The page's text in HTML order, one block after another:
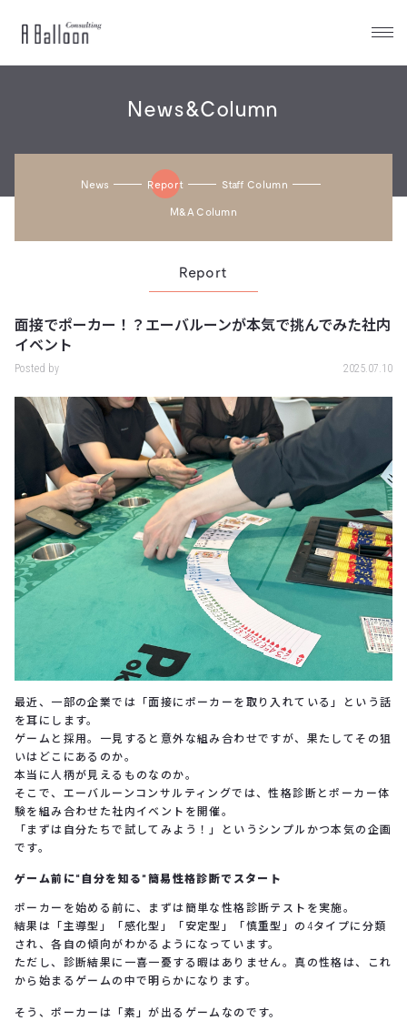
A
News&Column
News Report Staff Column
M&a Column
Report
面接でポーカー！？エーバルーンが本気で挑んでみた社内
イベント
Posted by 2025.07.10
最近、一部の企業では「面接にポーカーを取り入れている」という話
を耳にします。
ゲームと採用。一見すると意外な組み合わせですが、果たしてその狙
いはどこにあるのか。
本当に人柄が見えるものなのか。
そこで、エーバルーンコンサルティングでは、性格診断とポーカー体
験を組み合わせた社内イベントを開催。
「まずは自分たちで試してみよう！」というシンプルかつ本気の企画
です。
ゲーム前に“自分を知る”簡易性格診断でスタート
ポーカーを始める前に、まずは簡単な性格診断テストを実施。
結果は「主導型」「感化型」「安定型」「慎重型」の4タイプに分類
され、各自の傾向がわかるようになっています。
ただし、診断結果に一喜一憂する暇はありません。真の性格は、これ
から始まるゲームの中で明らかになります。
そう、ポーカーは「素」が出るゲームなのです。